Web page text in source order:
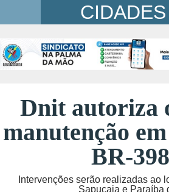
CIDADES
Dnit autoriza
manutenção
BR-
Intervenções serão realizadas ao
Sapucaia e Paraíba